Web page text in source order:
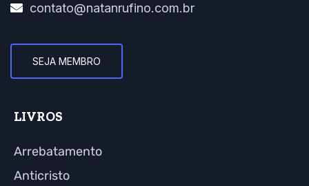
contato@natanrufino.com.br
SEJA MEMBRO
LIVROS
Arrebatamento
Anticristo